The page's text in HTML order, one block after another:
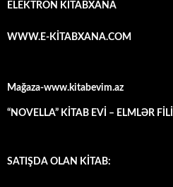
ELEKTRON KİTABXANA
WWW.E-KİTABXANA.COM
Mağaza-www.kitabevim.az
“NOVELLA” KİTAB EVİ – ELMLƏR
SATIŞDA OLAN KİTAB: